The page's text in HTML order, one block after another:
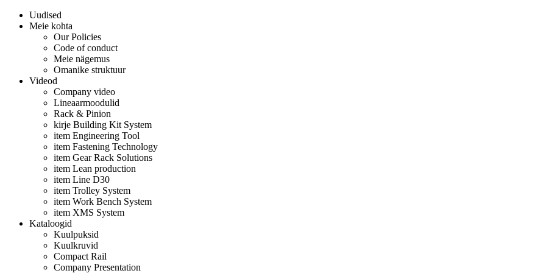
Uudised
Meie kohta
Our Policies
Code of conduct
Meie nägemus
Omanike struktuur
Videod
Company video
Lineaarmoodulid
Rack & Pinion
kirje Building Kit System
item Engineering Tool
item Fastening Technology
item Gear Rack Solutions
item Lean production
item Line D30
item Trolley System
item Work Bench System
item XMS System
Kataloogid
Kuulpuksid
Kuulkruvid
Compact Rail
Company Presentation